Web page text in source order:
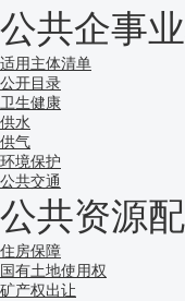
公共企事
适用主体清单
公开目录
卫生健康
供水
供气
环境保护
公共交通
公共资源
住房保障
国有土地使用权
矿产权出让